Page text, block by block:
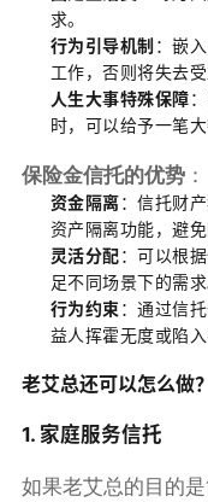
求。
行为引导机制 ：嵌
工作，否则将失去受
人生大事特殊保障
时，可以给予一笔
保险金信托的优势：
资金隔离：信托财
资产隔离功能，避
灵活分配：可以根
足不同场景下的需求
行为约束 ：通过信
益人挥霍无度或陷入
老艾总还可以怎么做？
1. 家庭服务信托
如果老艾总的目的